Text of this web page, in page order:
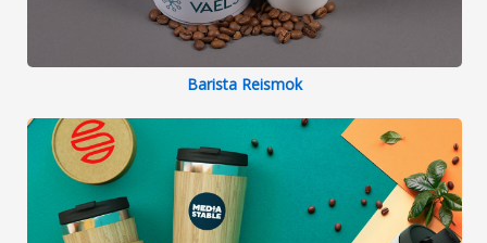
Barista Reismok